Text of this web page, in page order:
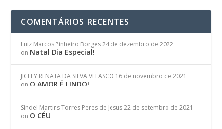
COMENTÁRIOS RECENTES
Luiz Marcos Pinheiro Borges 24 de dezembro de 2022
on Natal Dia Especial!
JICELY RENATA DA SILVA VELASCO 16 de novembro de 2021
on O AMOR É LINDO!
Síndel Martins Torres Peres de Jesus 22 de setembro de 2021
on O CÉU